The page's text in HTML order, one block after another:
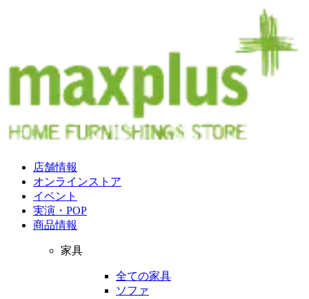
店舗情報
オンラインストア
イベント
実演・POP
商品情報
家具
全ての家具
ソファ